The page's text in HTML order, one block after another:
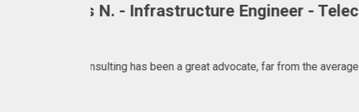
Adrian. C - Fullstack Developer
"BRAINS CONSULTING is definitely a consultancy